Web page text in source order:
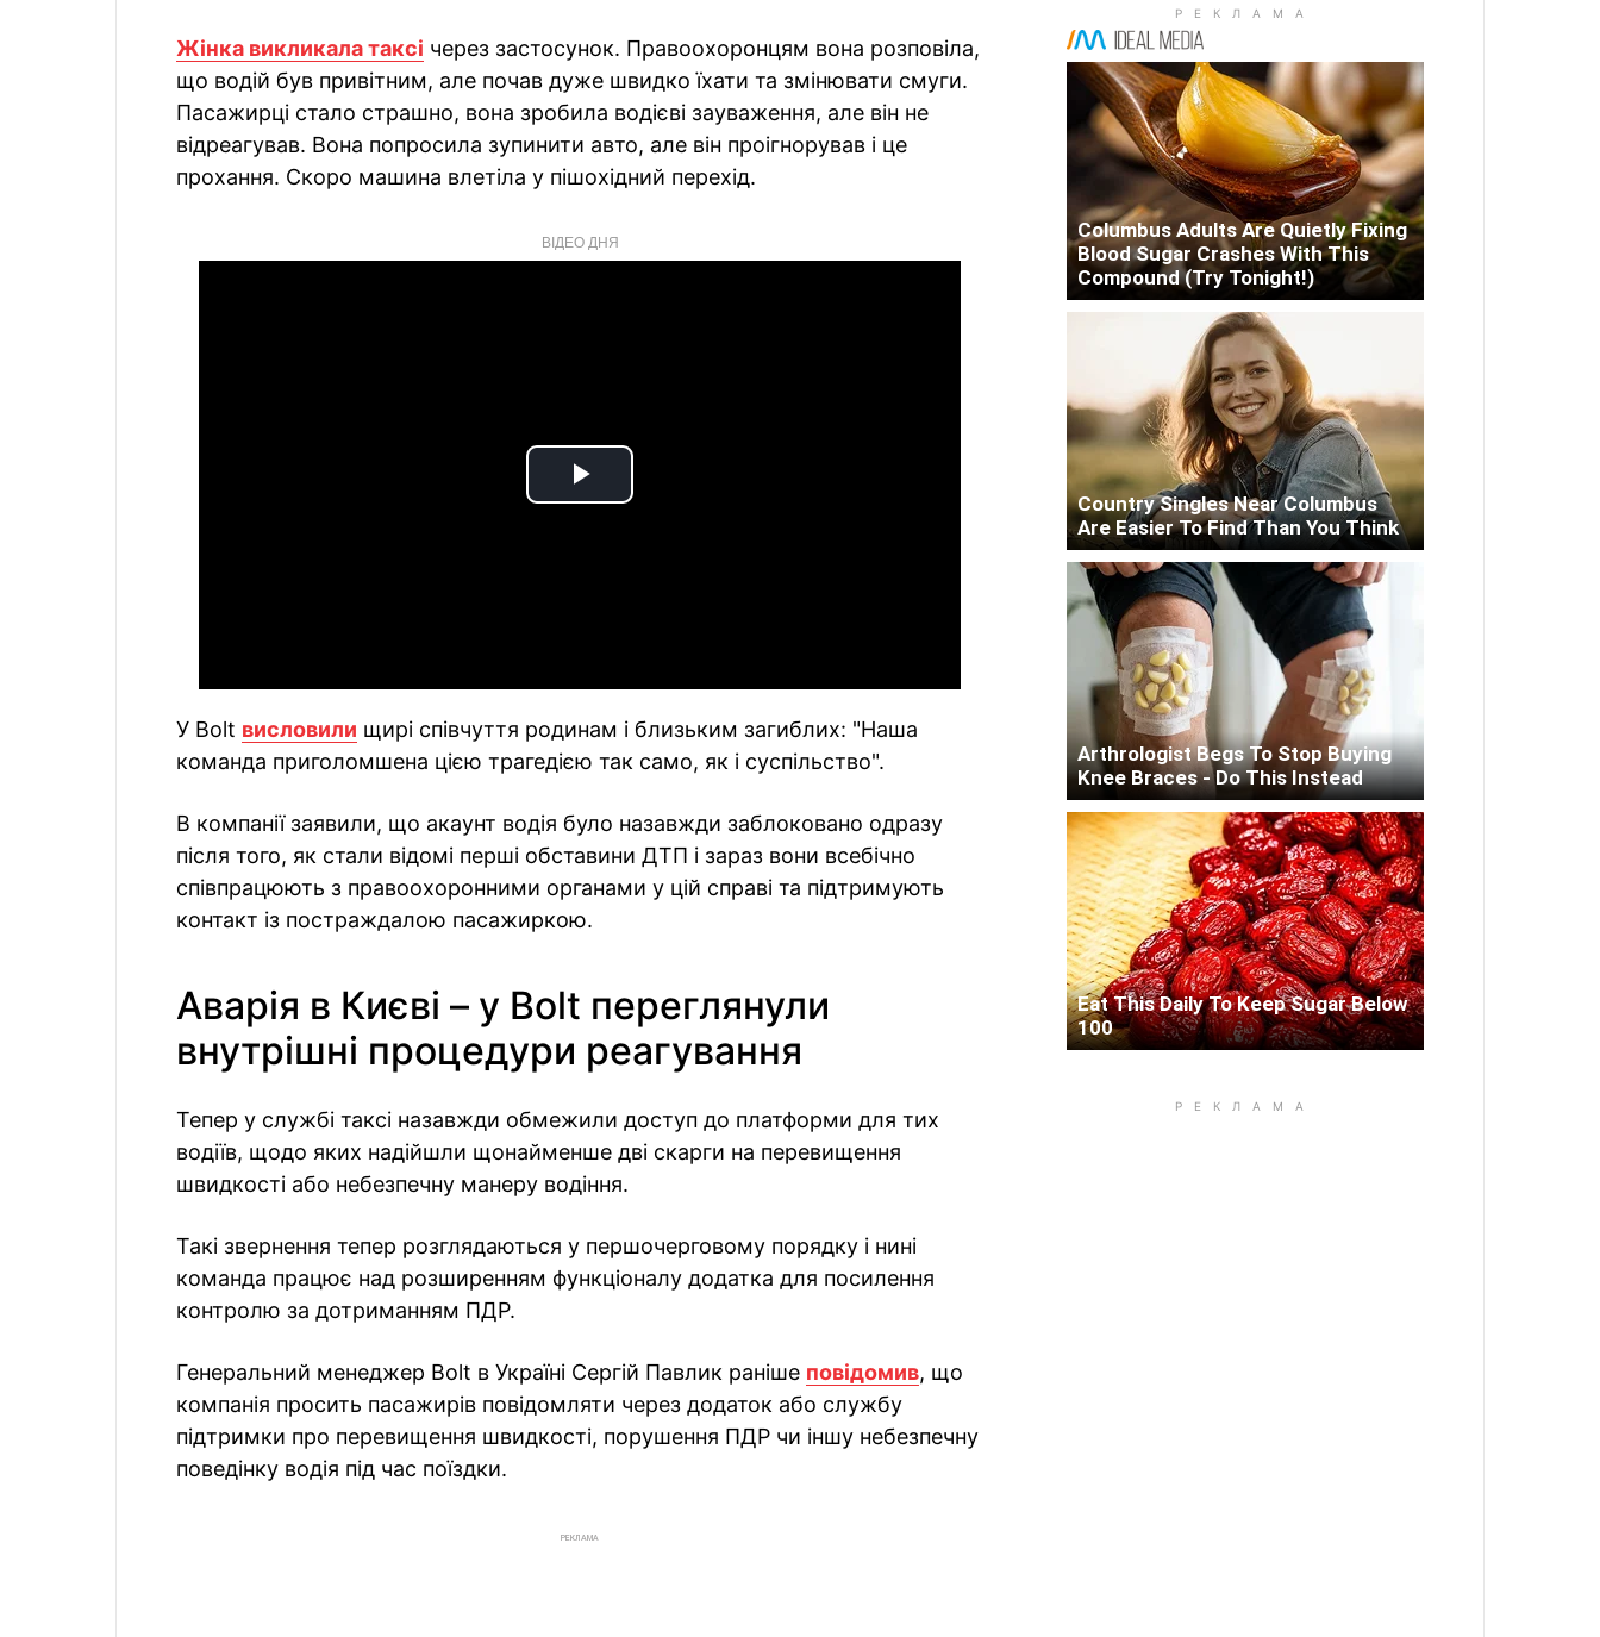
Жінка викликала таксі через застосунок. Правоохоронцям вона розповіла,
що водій був привітним, але почав дуже швидко їхати та змінювати смуги.
Пасажирці стало страшно, вона зробила водієві зауваження, але він не
відреагував. Вона попросила зупинити авто, але він проігнорував і це
прохання. Скоро машина влетіла у пішохідний перехід.
ВІДЕО ДНЯ
Play
У Bolt висловили щирі співчуття родинам і близьким загиблих: "Наша
команда приголомшена цією трагедією так само, як і суспільство".
В компанії заявили, що акаунт водія було назавжди заблоковано одразу
після того, як стали відомі перші обставини ДТП і зараз вони всебічно
співпрацюють з правоохоронними органами у цій справі та підтримують
контакт із постраждалою пасажиркою.
Аварія в Києві – у Bolt переглянули
внутрішні процедури реагування
Тепер у службі таксі назавжди обмежили доступ до платформи для тих
водіїв, щодо яких надійшли щонайменше дві скарги на перевищення
швидкості або небезпечну манеру водіння.
Такі звернення тепер розглядаються у першочерговому порядку і нині
команда працює над розширенням функціоналу додатка для посилення
контролю за дотриманням ПДР.
Генеральний менеджер Bolt в Україні Сергій Павлик раніше повідомив, що
компанія просить пасажирів повідомляти через додаток або службу
підтримки про перевищення швидкості, порушення ПДР чи іншу небезпечну
поведінку водія під час поїздки.
РЕКЛАМА
Columbus Adults Are Quietly Fixing
Blood Sugar Crashes With This
Compound (Try Tonight!)
Country Singles Near Columbus
Are Easier To Find Than You Think
Arthrologist Begs To Stop Buying
Knee Braces - Do This Instead
Eat This Daily To Keep Sugar Below
100